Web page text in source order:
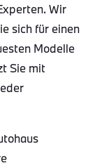
Wir
sich für einen
Modelle
Sie mit